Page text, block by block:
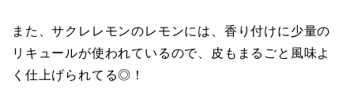
また、サクレレモンのレモンには、香り付けに少量の
リキュールが使われているので、皮もまるごと風味よ
く仕上げられてる◎！